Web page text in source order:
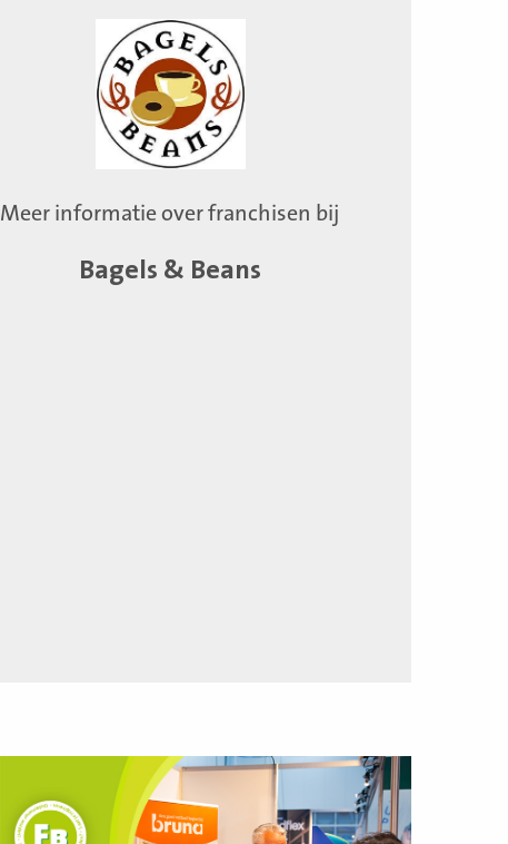
Meer informatie over franchisen bij
Bagels & Beans